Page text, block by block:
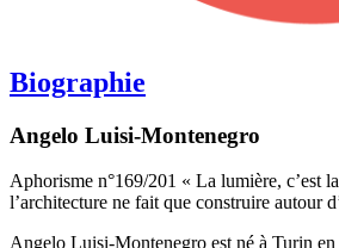
Biographie
Angelo Luisi-Montenegro
Aphorisme n°169/201 « La lumière, c’est
l’architecture ne fait que construire autour
Angelo Luisi-Montenegro est né à Turin